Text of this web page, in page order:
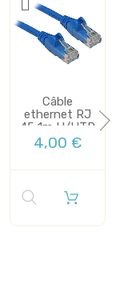
Câble
ethernet RJ
45 1m U/UTP
5e bleu
4,00 €